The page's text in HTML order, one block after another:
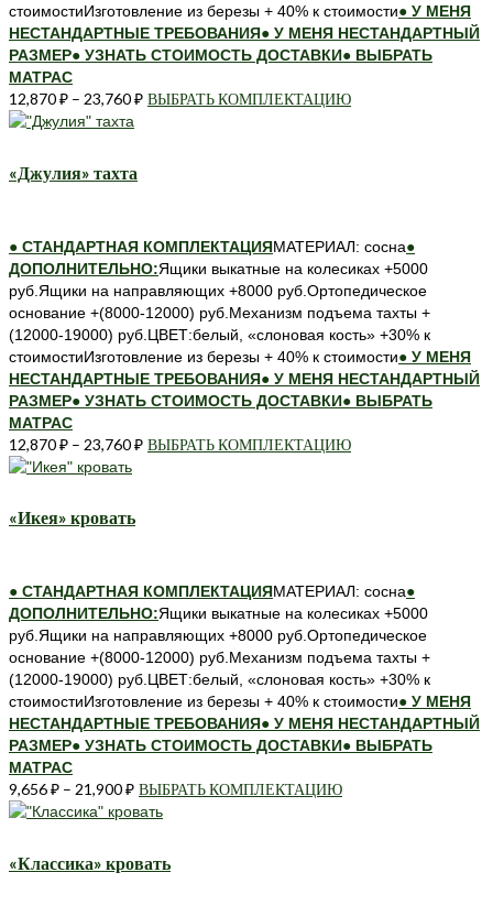
стоимостиИзготовление из березы + 40% к стоимости● У МЕНЯ
НЕСТАНДАРТНЫЕ ТРЕБОВАНИЯ● У МЕНЯ НЕСТАНДАРТНЫЙ
РАЗМЕР● УЗНАТЬ СТОИМОСТЬ ДОСТАВКИ● ВЫБРАТЬ
МАТРАС
12,870₽ – 23,760₽ ВЫБРАТЬ КОМПЛЕКТАЦИЮЭтот
выбрать
на
странице
товара.
«Джулия» тахта
● СТАНДАРТНАЯ КОМПЛЕКТАЦИЯМАТЕРИАЛ: сосна●
ДОПОЛНИТЕЛЬНО:Ящики выкатные на колесиках +5000
руб.Ящики на направляющих +8000 руб.Ортопедическое
основание +(8000-12000) руб.Механизм подъема тахты +
(12000-19000) руб.ЦВЕТ:белый, «слоновая кость» +30% к
стоимостиИзготовление из березы + 40% к стоимости● У МЕНЯ
НЕСТАНДАРТНЫЕ ТРЕБОВАНИЯ● У МЕНЯ НЕСТАНДАРТНЫЙ
РАЗМЕР● УЗНАТЬ СТОИМОСТЬ ДОСТАВКИ● ВЫБРАТЬ
МАТРАС
12,870₽ – 23,760₽ ВЫБРАТЬ КОМПЛЕКТАЦИЮЭтот
выбрать
на
странице
товара.
«Икея» кровать
● СТАНДАРТНАЯ КОМПЛЕКТАЦИЯМАТЕРИАЛ: сосна●
ДОПОЛНИТЕЛЬНО:Ящики выкатные на колесиках +5000
руб.Ящики на направляющих +8000 руб.Ортопедическое
основание +(8000-12000) руб.Механизм подъема тахты +
(12000-19000) руб.ЦВЕТ:белый, «слоновая кость» +30% к
стоимостиИзготовление из березы + 40% к стоимости● У МЕНЯ
НЕСТАНДАРТНЫЕ ТРЕБОВАНИЯ● У МЕНЯ НЕСТАНДАРТНЫЙ
РАЗМЕР● УЗНАТЬ СТОИМОСТЬ ДОСТАВКИ● ВЫБРАТЬ
МАТРАС
9,656₽ – 21,900₽ ВЫБРАТЬ КОМПЛЕКТАЦИЮЭтот
«Классика» кровать